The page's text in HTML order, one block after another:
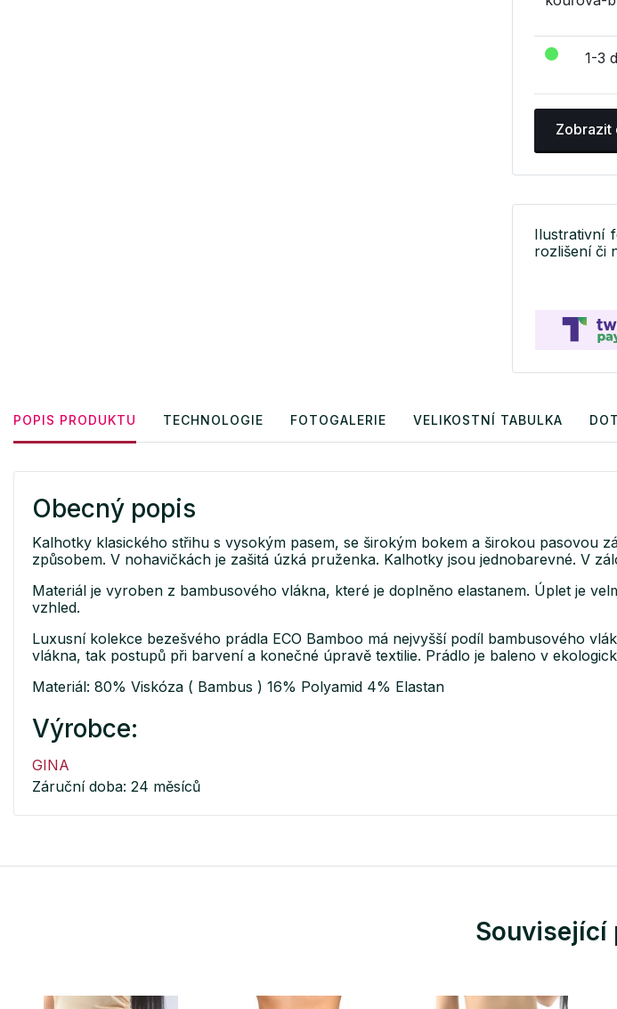
1-3
Zobrazit
Ilustrativní
rozlišení či
POPIS PRODUKTU TECHNOLOGIE FOTOGALERIE VELIKOSTNÍ TABULKA
Obecný popis
Kalhotky klasického střihu s vysokým pasem, se širokým bokem a širokou pasovou
způsobem. V nohavičkách je zašitá úzká pruženka. Kalhotky jsou jednobarevné. V
Materiál je vyroben z bambusového vlákna, které je doplněno elastanem. Úplet je
vzhled.
Luxusní kolekce bezešvého prádla ECO Bamboo má nejvyšší podíl bambusového
vlákna, tak postupů při barvení a konečné úpravě textilie. Prádlo je baleno v
Materiál: 80% Viskóza ( Bambus ) 16% Polyamid 4% Elastan
Výrobce:
GINA
Záruční doba: 24 měsíců
Související